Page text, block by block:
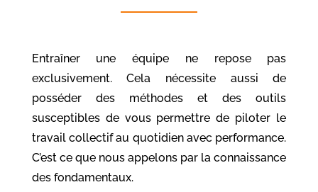
Entraîner une équipe ne repose pas
exclusivement. Cela nécessite aussi de
posséder des méthodes et des outils
susceptibles de vous permettre de piloter le
travail collectif au quotidien avec performance.
C’est ce que nous appelons par la connaissance
des fondamentaux.